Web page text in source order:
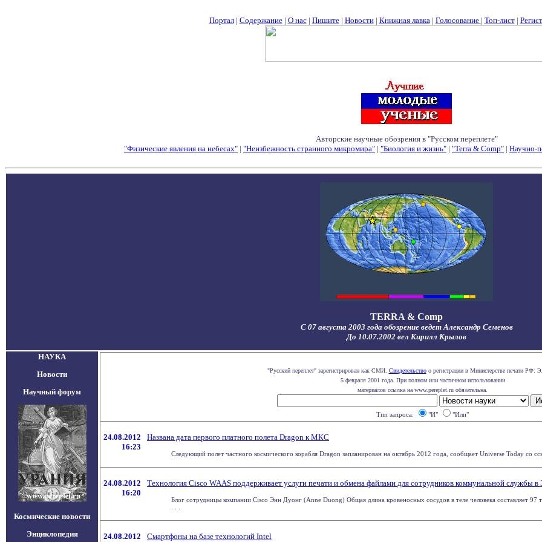
Портал| Содержание| О нас| Пишите| Новости| Книжная лавка| Голосование | Топ-лист|
Авторские научные обозрения в "Русском переплете"
"Физические явления на небесах" | "Неизбежность странного микромира" | "Биология и жизнь" | "Terra & Comp" | Научно-
TERRA & Comp
С 07 августа 2003 года обозрение ведет Александр Семенов
До 10.07.2002 вел Кирилл Крылов
НАУКА
Новости
Научный форум
Космические новости
Энциклопедия
"Русский переплет" зарегистрирован как СМИ. Свидетельствоо регистрации в Министерстве печати РФ:
5 февраля 2001 года. При полном или частичном использовании
материалов ссылка на www.pereplet.ru обязательна.
Тип запроса: "И" "Или"
24.08.2012
16:23
Названа дата первого платного полета Dragon к МКС
Следующий полет частного космического корабля Dragon запланирован на октябрь 2012 года, сообщает Universe Today со
24.08.2012
16:20
Технология Cisco WAAS поддерживает услуги печати и обмена файлами для сотрудников коммунальной службы в
Блог сотрудницы компании Cisco Энн Дуонг (Anne Duong) Общая длина кровеносных сосудов в теле человека составляет
24.08.2012
Смартфоны на базе технологий Intel